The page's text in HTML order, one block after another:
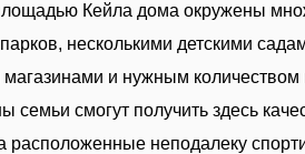
Кейла дома окружены
несколькими детскими
и нужным количеством
семьи смогут получить здесь
расположенные неподалеку